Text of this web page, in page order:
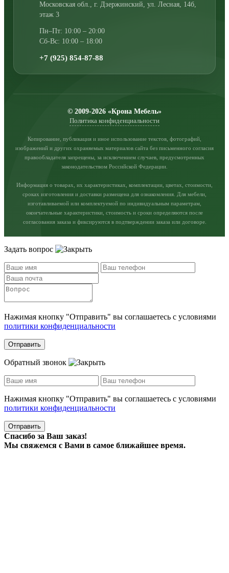
Московская обл., г. Дзержинский ул. Лесная, 14б,
этаж 3
Пн–Пт: 10:00 – 20:00
Сб-Вс: 10:00 – 18:00
+7 (925) 854-87-88
© 2009-2026 «Крона Мебель»
Политика конфиденциальности
Копирование, публикация и иное использование текстов, фотографий,
изображений и других охраняемых материалов сайта без письменного согласия
правообладателя запрещены, за исключением случаев, предусмотренных
законодательством Российской Федерации.
Информация о товарах, их характеристиках, комплектации, цветах, стоимости,
сроках изготовления и доставки размещена для ознакомления. Для мебели,
изготавливаемой или комплектуемой по индивидуальным параметрам,
окончательные характеристики, стоимость и сроки определяются после
согласования заказа и фиксируются в подтверждении заказа или договоре.
Задать вопрос
Нажимая кнопку "Отправить" вы соглашаетесь с условиями
политики конфиденциальности
Отправить
Обратный звонок
Нажимая кнопку "Отправить" вы соглашаетесь с условиями
политики конфиденциальности
Отправить
Спасибо за Ваш заказ!
Мы свяжемся с Вами в самое ближайшее время.